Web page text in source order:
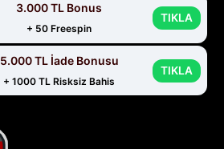
3.000 TL Bonus
+ 50 Freespin
TIKLA
5.000 TL İade Bonusu
+ 1000 TL Risksiz Bahis
TIKLA